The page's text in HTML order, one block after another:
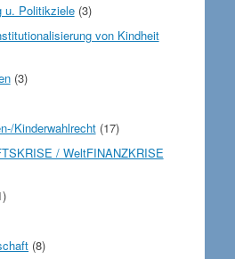
u. Politikziele(3)
von Kindheit
(3)
Kinderwahlrecht(17)
/ WeltFINANZKRISE
(8)